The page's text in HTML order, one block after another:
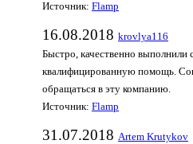
Источник: Flamp
16.08.2018 krovlya116
Быстро, качественно выполнили
квалифицированную помощь.
обращаться в эту компанию.
Источник: Flamp
31.07.2018 Artem Krutykov